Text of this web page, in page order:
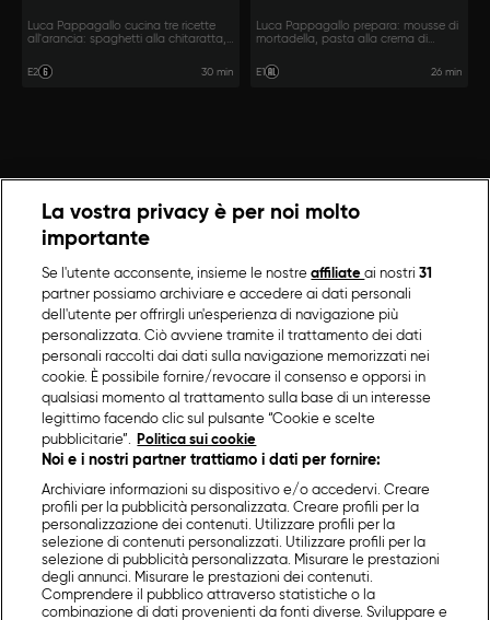
Luca Pappagallo cucina tre ricette
all'arancia: spaghetti alla chitaratta,
E2 30 min
Luca Pappagallo prepara: mousse di
mortadella, pasta alla crema di
stecchi alla petroniana.
E1 26 min
La vostra privacy è per noi molto
importante
Se l'utente acconsente, insieme le nostreaffiliateai nostri31
partner possiamo archiviare e accedere ai dati personali
dell'utente per offrirgli un'esperienza di navigazione più
personalizzata. Ciò avviene tramite il trattamento dei dati
personali raccolti dai dati sulla navigazione memorizzati nei
cookie. È possibile fornire/revocare il consenso e opporsi in
qualsiasi momento al trattamento sulla base di un interesse
legittimo facendo clic sul pulsante “Cookie e scelte
pubblicitarie”.
Politica sui cookie
Noi e i nostri partner trattiamo i dati per fornire:
Archiviare informazioni su dispositivo e/o accedervi. Creare
profili per la pubblicità personalizzata. Creare profili per la
personalizzazione dei contenuti. Utilizzare profili per la
selezione di contenuti personalizzati. Utilizzare profili per la
selezione di pubblicità personalizzata. Misurare le prestazioni
degli annunci. Misurare le prestazioni dei contenuti.
Comprendere il pubblico attraverso statistiche o la
combinazione di dati provenienti da fonti diverse. Sviluppare e